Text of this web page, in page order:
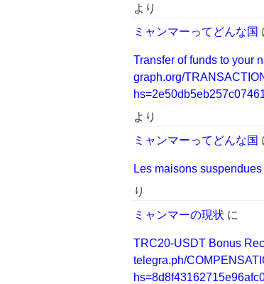
より
ミャンマーってどんな国
Transfer of funds to your
graph.org/
より
ミャンマーってどんな国
Les maisons
り
ミャンマーの現状 に
TRC20-USDT Bonus
telegra.ph/